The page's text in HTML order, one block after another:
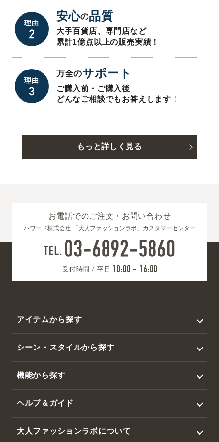
理由
安心の品質
大手百貨店、専門店など
累計1億点以上の販売実績！
理由
万全のサポート
ご購入前・ご購入後
どんなご相談でもお答えします！
もっと詳しく見る
お電話でのご注文・お問い合わせ
ハワード株式会社 「大人ファッションラボ」カスタマーセンター
アイテムから探す
ジャケット
スラックス・パンツ
シーン・スタイルから探す
ゴルフ
機能から探す
吸水速乾・接触冷感
ヘルプ＆ガイド
大人ファッションラボについて